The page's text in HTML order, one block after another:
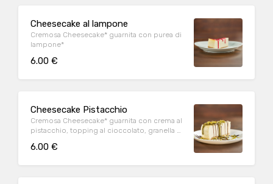
Cheesecake al lampone
Cremosa Cheesecake* guarnita con purea di
lampone*
6.00 €
Cheesecake Pistacchio
Cremosa Cheesecake* guarnita con crema al
pistacchio, topping al cioccolato, granella di
6.00 €